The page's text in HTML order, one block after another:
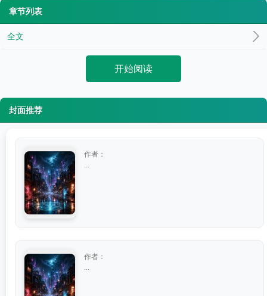
章节列表
全文
开始阅读
封面推荐
作者：
作者：